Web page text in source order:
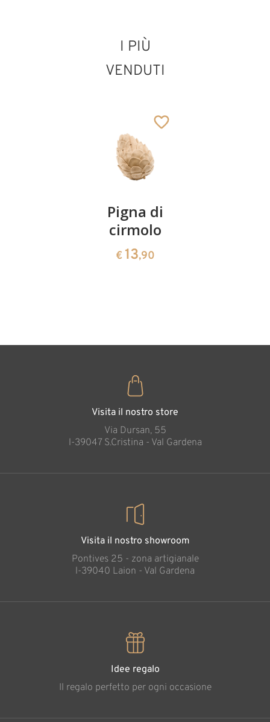
San Marcello I.
con presepe
I PIÙ
VENDUTI
Pigna di
cirmolo
€ 13,90
Visita il nostro store
Via Dursan, 55
l-39047 S.Cristina - Val Gardena
Visita il nostro showroom
Pontives 25 - zona artigianale
l-39040 Laion - Val Gardena
Idee regalo
Il regalo perfetto per ogni occasione